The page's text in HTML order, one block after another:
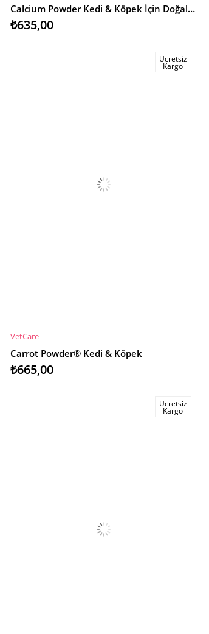
Calcium Powder Kedi & Köpek İçin Doğal Kalsiyum Takviyesi 90g
₺635,00
SEPETE EKLE
Ücretsiz
Kargo
VetCare
Carrot Powder® Kedi & Köpek
₺665,00
Ücretsiz
Kargo